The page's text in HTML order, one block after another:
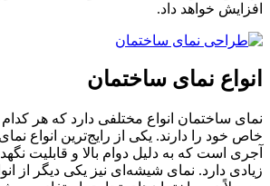
افزایش خواهد داد.
انواع نمای ساختمان
نمای ساختمان انواع مختلفی دارد که هر
خاص خود را دارند. یکی از رایج‌ترین انواع
آجری است که به دلیل دوام بالا و قابلیت
زیادی دارد. نمای شیشه‌ای نیز یکی دیگر از